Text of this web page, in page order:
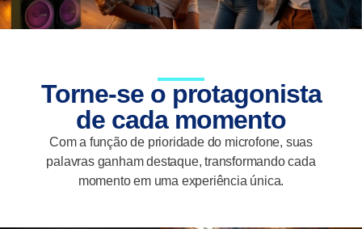
Torne-se o protagonista
de cada momento
Com a função de prioridade do microfone, suas
palavras ganham destaque, transformando cada
momento em uma experiência única.